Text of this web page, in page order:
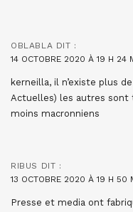
OBLABLA DIT :
14 OCTOBRE 2020 À 19 H 24
kerneilla, il n’existe plus
Actuelles) les autres sont
moins macronniens
RIBUS DIT :
13 OCTOBRE 2020 À 19 H 50
Presse et media ont